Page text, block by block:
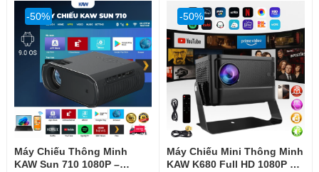
Máy Chiếu Thông Minh
KAW Sun 710 1080P –
-50%
Máy Chiếu Mini Thông Minh
KAW K680 Full HD 1080P Hỗ
-50%